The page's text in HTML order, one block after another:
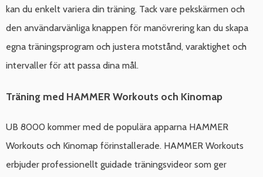
kan du enkelt variera din träning. Tack vare pekskärmen och
den användarvänliga knappen för manövrering kan du skapa
egna träningsprogram och justera motstånd, varaktighet och
intervaller för att passa dina mål.
Träning med HAMMER Workouts och Kinomap
UB 8000 kommer med de populära apparna HAMMER
Workouts och Kinomap förinstallerade. HAMMER Workouts
erbjuder professionellt guidade träningsvideor som ger